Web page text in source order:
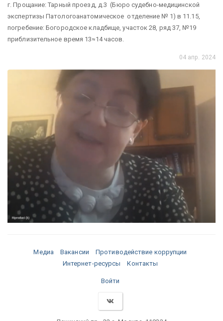
г. Прощание: Тарный проезд, д.3 (Бюро судебно-медицинской
экспертизы Патологоанатомическое отделение № 1) в 11.15,
погребение: Богородское кладбище, участок 28, ряд 37, №19
приблизительное время 13≈14 часов.
04 апр. 2024
Медиа Вакансии
Противодействие коррупции
Интернет-ресурсы
Контакты
Войти